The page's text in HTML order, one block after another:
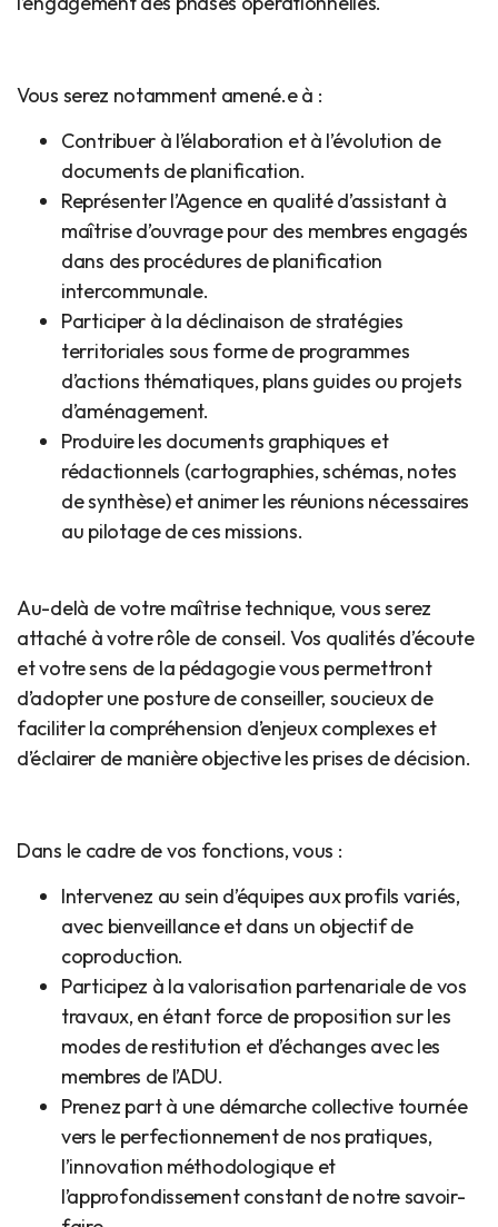
Vous serez notamment amené.e à :
Contribuer à l’élaboration et à l’évolution de
documents de planification.
Représenter l’Agence en qualité d’assistant à
maîtrise d’ouvrage pour des membres engagés
dans des procédures de planification
intercommunale.
Participer à la déclinaison de stratégies
territoriales sous forme de programmes
d’actions thématiques, plans guides ou projets
d’aménagement.
Produire les documents graphiques et
rédactionnels (cartographies, schémas, notes
de synthèse) et animer les réunions nécessaires
au pilotage de ces missions.
Au-delà de votre maîtrise technique, vous serez
attaché à votre rôle de conseil. Vos qualités d’écoute
et votre sens de la pédagogie vous permettront
d’adopter une posture de conseiller, soucieux de
faciliter la compréhension d’enjeux complexes et
d’éclairer de manière objective les prises de décision.
Dans le cadre de vos fonctions, vous :
Intervenez au sein d’équipes aux profils variés,
avec bienveillance et dans un objectif de
coproduction.
Participez à la valorisation partenariale de vos
travaux, en étant force de proposition sur les
modes de restitution et d’échanges avec les
membres de l’ADU.
Prenez part à une démarche collective tournée
vers le perfectionnement de nos pratiques,
l’innovation méthodologique et
l’approfondissement constant de notre savoir-